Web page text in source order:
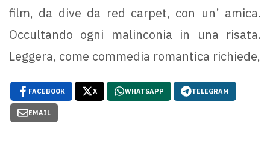
film, da dive da red carpet, con un’ amica.
Occultando ogni malinconia in una risata.
Leggera, come commedia romantica richiede,
FACEBOOK X WHATSAPP TELEGRAM
EMAIL